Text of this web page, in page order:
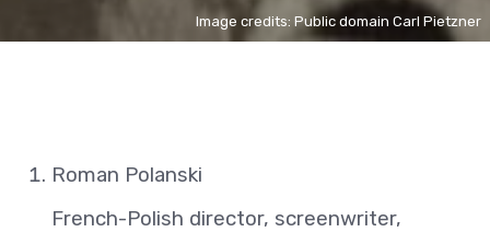
Image credits: Public domain Carl Pietzner
Roman Polanski
French-Polish director, screenwriter,